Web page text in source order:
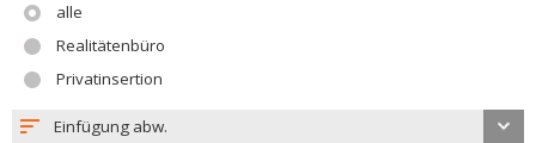
alle
Realitätenbüro
Privatinsertion
Einfügung abw.